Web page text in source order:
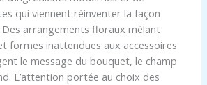
qui viennent réinventer la façon
Des arrangements floraux mêlant
formes inattendues aux accessoires
le message du bouquet, le champ
L’attention portée au choix des